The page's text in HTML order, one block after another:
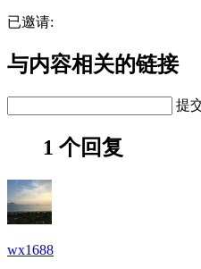
已邀请:
与内容相关的链接
提
1 个回复
wx1688